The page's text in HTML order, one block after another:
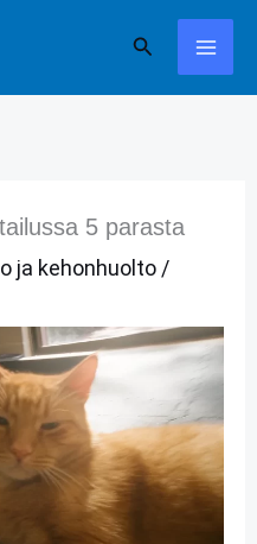
Hae
5 parasta
ja kehonhuolto/